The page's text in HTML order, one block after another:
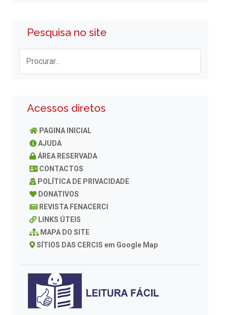
Pesquisa no site
Acessos diretos
PAGINA INICIAL
AJUDA
ÁREA RESERVADA
CONTACTOS
POLÍTICA DE PRIVACIDADE
DONATIVOS
REVISTA FENACERCI
LINKS ÚTEIS
MAPA DO SITE
SÍTIOS DAS CERCIS em Google Map